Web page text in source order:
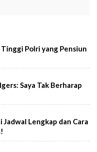
Polri yang Pensiun
Saya Tak Berharap
Jadwal Lengkap dan Cara